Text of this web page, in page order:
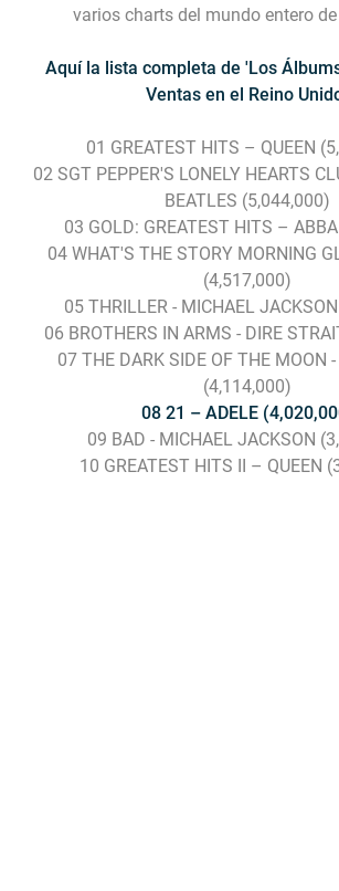
varios charts del mundo entero
Aquí la lista completa de 'Los
Ventas en el Reino
01 GREATEST HITS – QUEEN
02 SGT PEPPER'S LONELY HEARTS
BEATLES (5,044,000)
03 GOLD: GREATEST HITS –
04 WHAT'S THE STORY MORNING
(4,517,000)
05 THRILLER - MICHAEL
06 BROTHERS IN ARMS - DIRE
07 THE DARK SIDE OF THE MOON
(4,114,000)
08 21 – ADELE
09 BAD - MICHAEL JACKSON
10 GREATEST HITS II – QUEEN